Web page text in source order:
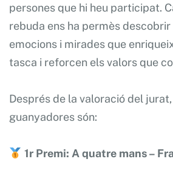
persones que hi heu participat.
rebuda ens ha permès descobrir
emocions i mirades que
tasca i reforcen els valors que
Després de la valoració del
guanyadores són:
1r Premi: A quatre mans –